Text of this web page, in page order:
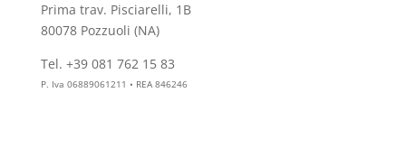
Prima trav. Pisciarelli, 1B
80078 Pozzuoli (NA)
Tel. +39 081 762 15 83
P. Iva 06889061211 • REA 846246